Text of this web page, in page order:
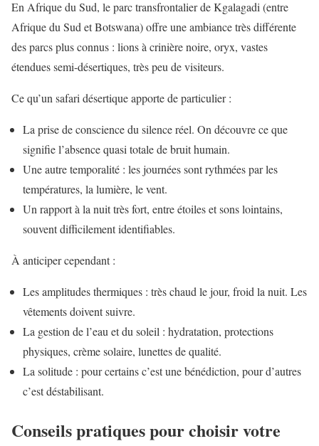
En Afrique du Sud, le parc transfrontalier de Kgalagadi (entre
Afrique du Sud et Botswana) offre une ambiance très différente
des parcs plus connus : lions à crinière noire, oryx, vastes
étendues semi-désertiques, très peu de visiteurs.
Ce qu’un safari désertique apporte de particulier :
La prise de conscience du silence réel. On découvre ce que
signifie l’absence quasi totale de bruit humain.
Une autre temporalité : les journées sont rythmées par les
températures, la lumière, le vent.
Un rapport à la nuit très fort, entre étoiles et sons lointains,
souvent difficilement identifiables.
À anticiper cependant :
Les amplitudes thermiques : très chaud le jour, froid la nuit. Les
vêtements doivent suivre.
La gestion de l’eau et du soleil : hydratation, protections
physiques, crème solaire, lunettes de qualité.
La solitude : pour certains c’est une bénédiction, pour d’autres
c’est déstabilisant.
Conseils pratiques pour choisir votre